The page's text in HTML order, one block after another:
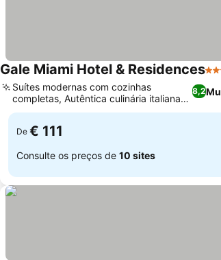
Gale Miami Hotel & Residences4
8,2
Suítes modernas com cozinhas
completas, Autêntica culinária italiana
no Casa Gianna
De € 111
Consulte os preços de 10 sites